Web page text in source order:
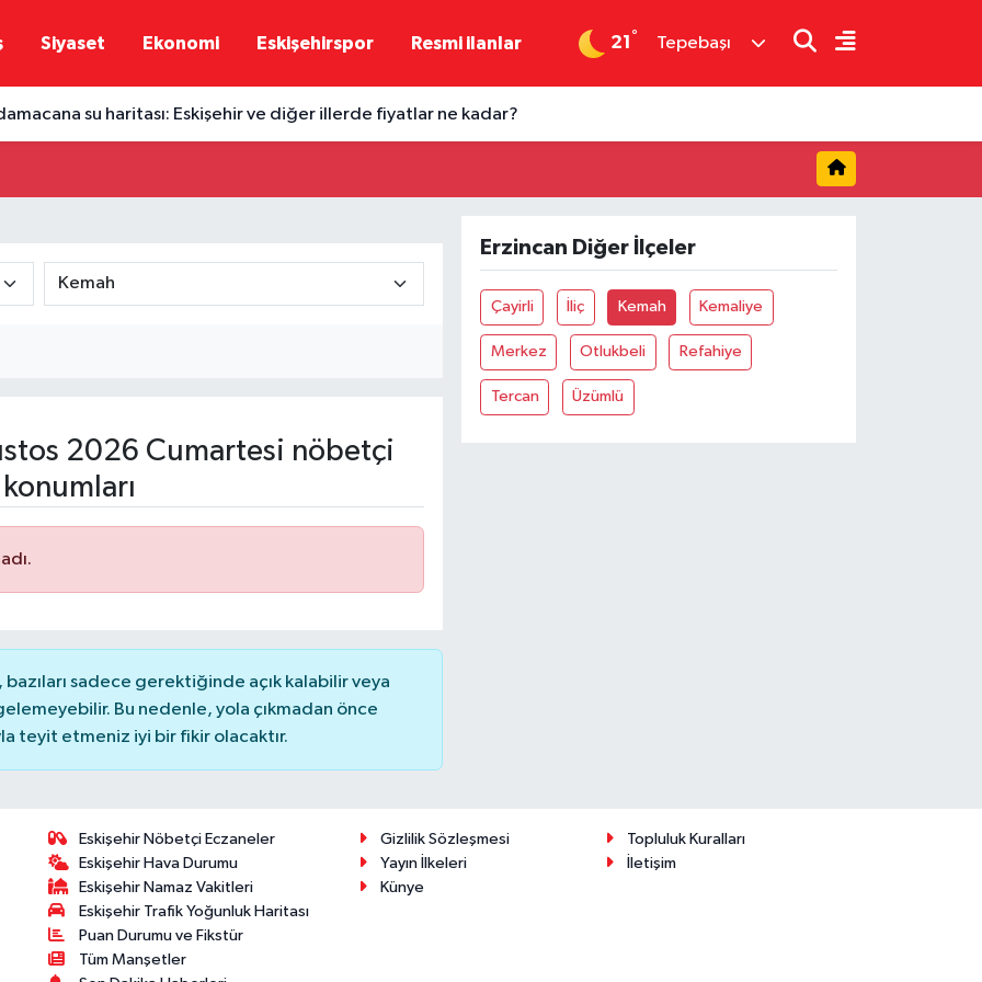
Siyaset Ekonomi Eskişehirspor Resmi ilanlar 21 ° Tepebaşı
su haritası: Eskişehir ve diğer illerde fiyatlar ne kadar?
2026 Cumartesi nöbetçi
sadece gerektiğinde açık kalabilir veya
Bu nedenle, yola çıkmadan önce
teyit etmeniz iyi bir fikir olacaktır.
Erzincan Diğer İlçeler
Çayirli İliç Kemah Kemaliye
Merkez Otlukbeli Refahiye
Tercan Üzümlü
Eskişehir Nöbetçi Eczaneler
Eskişehir Hava Durumu
Eskişehir Namaz Vakitleri
Eskişehir Trafik Yoğunluk Haritası
Puan Durumu ve Fikstür
Tüm Manşetler
Gizlilik Sözleşmesi
Topluluk Kuralları
Yayın İlkeleri
İletişim
Künye